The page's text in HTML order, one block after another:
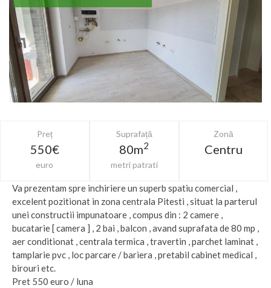
Preț
550€
euro
Suprafață
80m2
metri patrati
Zonă
Centru
Va prezentam spre inchiriere un superb spatiu comercial ,
excelent pozitionat in zona centrala Pitesti , situat la parterul
unei constructii impunatoare , compus din : 2 camere ,
bucatarie [ camera ] , 2 bai , balcon , avand suprafata de 80 mp ,
aer conditionat , centrala termica , travertin , parchet laminat ,
tamplarie pvc , loc parcare / bariera , pretabil cabinet medical ,
birouri etc.
Pret 550 euro / luna